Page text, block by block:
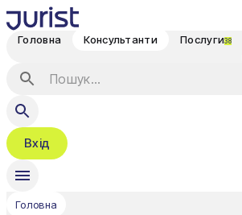
Головна Консультанти Послуги38
Вхід
Головна